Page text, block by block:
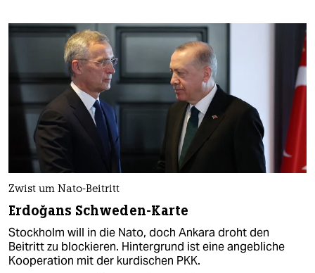
Zwist um Nato-Beitritt
Erdoğans Schweden-Karte
Stockholm will in die Nato, doch Ankara droht den
Beitritt zu blockieren. Hintergrund ist eine angebliche
Kooperation mit der kurdischen PKK.